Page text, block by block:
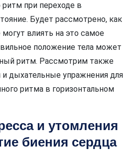
ритм при переходе в
Будет рассмотрено, как
влиять на это самое
положение тела может
ритм. Рассмотрим также
дыхательные упражнения для
ритма в горизонтальном
и утомления
биения сердца